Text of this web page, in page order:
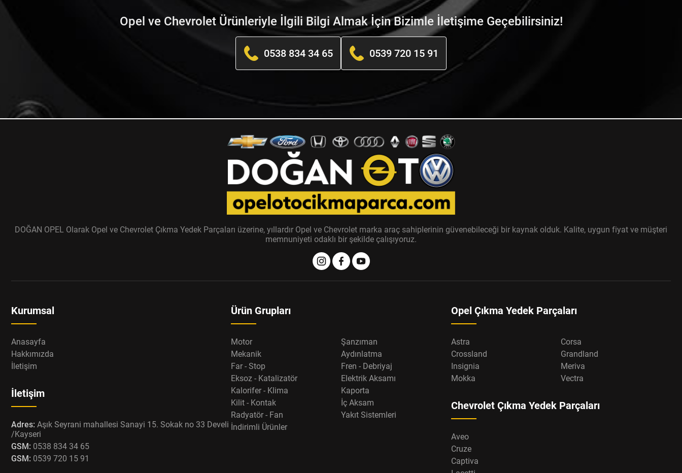
Opel ve Chevrolet Ürünleriyle İlgili Bilgi Almak İçin Bizimle İletişime Geçebilirsiniz!
0538 834 34 65 0539 720 15 91
DOĞAN OPEL Olarak Opel ve Chevrolet Çıkma Yedek Parçaları üzerine, yıllardır Opel ve Chevrolet marka araç sahiplerinin güvenebileceği bir kaynak olduk. Kalite, uygun fiyat ve müşteri
memnuniyeti odaklı bir şekilde çalışıyoruz.
Kurumsal
Anasayfa
Hakkımızda
İletişim
İletişim
Adres: Aşık Seyrani mahallesi Sanayi 15. Sokak no 33 Develi
/Kayseri
GSM: 0538 834 34 65
GSM: 0539 720 15 91
Ürün Grupları
Motor
Şanzıman
Mekanik
Aydınlatma
Far - Stop
Fren - Debriyaj
Eksoz - Katalizatör
Elektrik Aksamı
Kalorifer - Klima
Kaporta
Kilit - Kontak
İç Aksam
Radyatör - Fan
Yakıt Sistemleri
İndirimli Ürünler
Opel Çıkma Yedek Parçaları
Astra
Corsa
Crossland
Grandland
Insignia
Meriva
Mokka
Vectra
Chevrolet Çıkma Yedek Parçaları
Aveo
Cruze
Captiva